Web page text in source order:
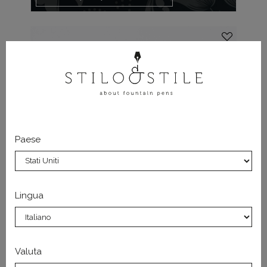
Paese
Lingua
Valuta
Herbin Bleu des Profondeurs Inchiostro 10 ml